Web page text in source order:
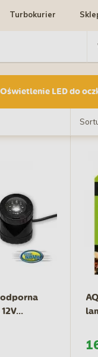
Turbokurier
Oświetlenie LED do